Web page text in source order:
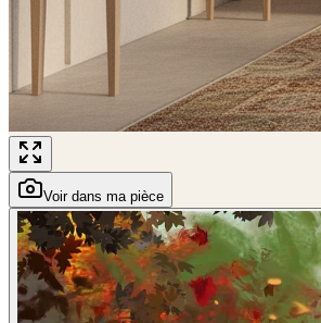
Voir dans ma pièce